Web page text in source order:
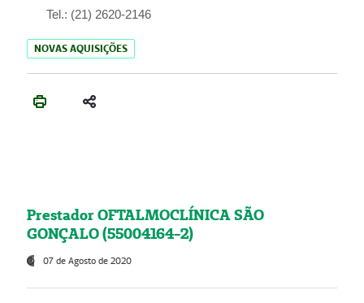
Tel.: (21) 2620-2146
NOVAS AQUISIÇÕES
Prestador OFTALMOCLÍNICA SÃO
GONÇALO (55004164-2)
07 de Agosto de 2020